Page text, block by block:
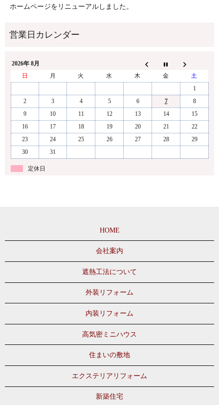
ホームページをリニューアルしました。
2026年 8月
日
月 火 水 木 金
土
1
2
3 4 5 6 7
8
9
10 11 12 13 14
15
16
17 18 19 20 21
22
23
24 25 26 27 28
29
30
31
定休日
HOME
会社案内
遮熱工法について
外装リフォーム
内装リフォーム
高気密ミニハウス
住まいの敷地
エクステリアリフォーム
新築住宅